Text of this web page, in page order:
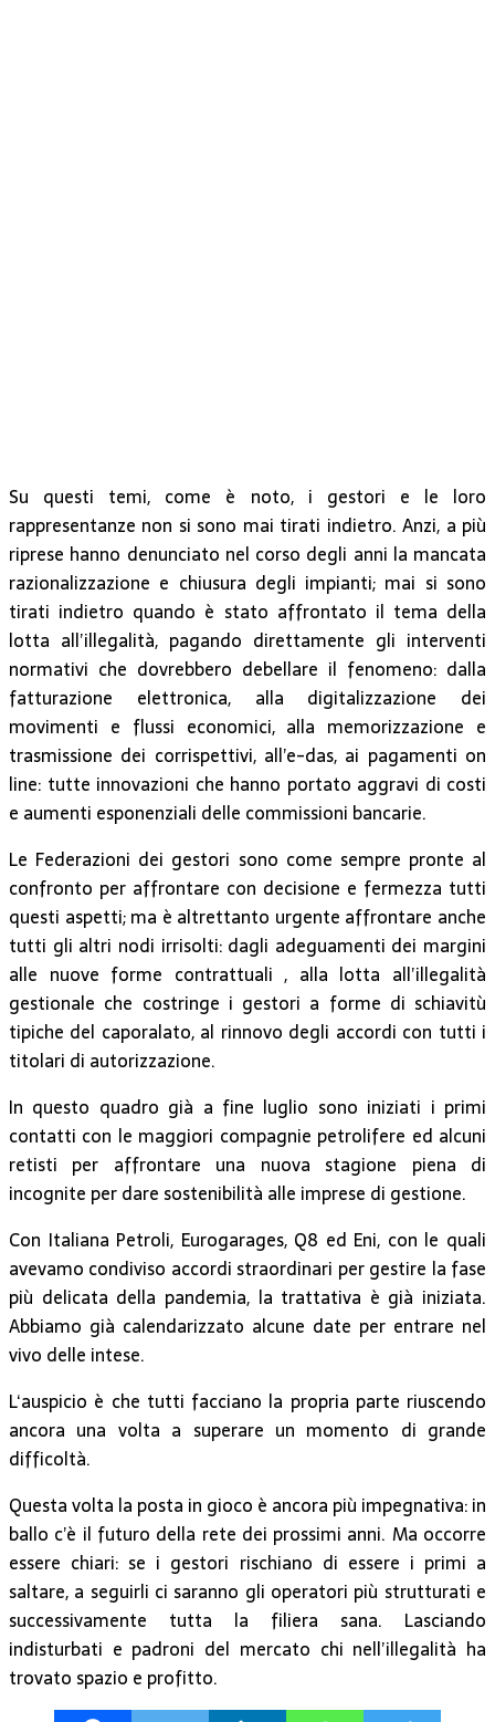
Su questi temi, come è noto, i gestori e le loro
rappresentanze non si sono mai tirati indietro. Anzi, a più
riprese hanno denunciato nel corso degli anni la mancata
razionalizzazione e chiusura degli impianti; mai si sono
tirati indietro quando è stato affrontato il tema della
lotta all’illegalità, pagando direttamente gli interventi
normativi che dovrebbero debellare il fenomeno: dalla
fatturazione elettronica, alla digitalizzazione dei
movimenti e flussi economici, alla memorizzazione e
trasmissione dei corrispettivi, all’e-das, ai pagamenti on
line: tutte innovazioni che hanno portato aggravi di costi
e aumenti esponenziali delle commissioni bancarie.
Le Federazioni dei gestori sono come sempre pronte al
confronto per affrontare con decisione e fermezza tutti
questi aspetti; ma è altrettanto urgente affrontare anche
tutti gli altri nodi irrisolti: dagli adeguamenti dei margini
alle nuove forme contrattuali , alla lotta all’illegalità
gestionale che costringe i gestori a forme di schiavitù
tipiche del caporalato, al rinnovo degli accordi con tutti i
titolari di autorizzazione.
In questo quadro già a fine luglio sono iniziati i primi
contatti con le maggiori compagnie petrolifere ed alcuni
retisti per affrontare una nuova stagione piena di
incognite per dare sostenibilità alle imprese di gestione.
Con Italiana Petroli, Eurogarages, Q8 ed Eni, con le quali
avevamo condiviso accordi straordinari per gestire la fase
più delicata della pandemia, la trattativa è già iniziata.
Abbiamo già calendarizzato alcune date per entrare nel
vivo delle intese.
L‘auspicio è che tutti facciano la propria parte riuscendo
ancora una volta a superare un momento di grande
difficoltà.
Questa volta la posta in gioco è ancora più impegnativa: in
ballo c’è il futuro della rete dei prossimi anni. Ma occorre
essere chiari: se i gestori rischiano di essere i primi a
saltare, a seguirli ci saranno gli operatori più strutturati e
successivamente tutta la filiera sana. Lasciando
indisturbati e padroni del mercato chi nell’illegalità ha
trovato spazio e profitto.